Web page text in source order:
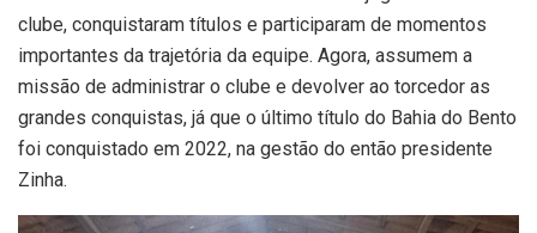
clube, conquistaram títulos e participaram de momentos
importantes da trajetória da equipe. Agora, assumem a
missão de administrar o clube e devolver ao torcedor as
grandes conquistas, já que o último título do Bahia do Bento
foi conquistado em 2022, na gestão do então presidente
Zinha.